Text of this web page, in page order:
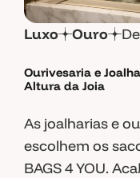
Luxo Ouro
Ourivesaria e
Altura da Joia
As joalharias e
escolhem os
BAGS 4 YOU.